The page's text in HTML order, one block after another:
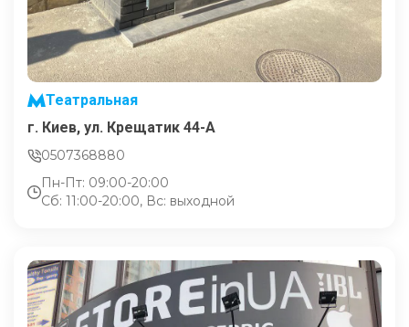
Театральная
г. Киев, ул. Крещатик 44-А
0507368880
Пн-Пт: 09:00-20:00
Сб: 11:00-20:00, Вс: выходной